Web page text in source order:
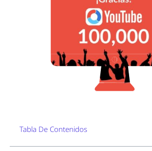
Tabla De Contenidos